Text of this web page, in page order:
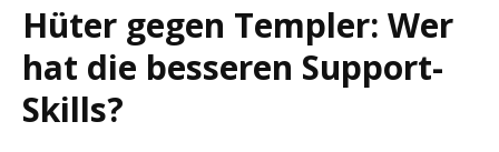
Hüter gegen Templer: Wer
hat die besseren Support-
Skills?